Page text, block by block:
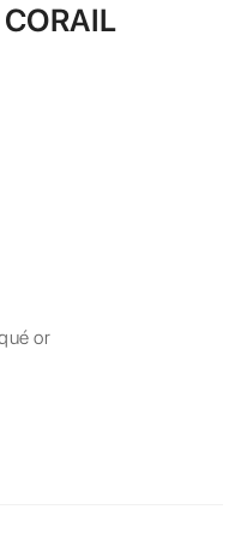
or